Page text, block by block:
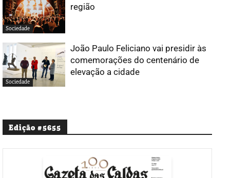
Sociedade
região
Sociedade
João Paulo Feliciano vai presidir às
comemorações do centenário de
elevação a cidade
Edição #5655